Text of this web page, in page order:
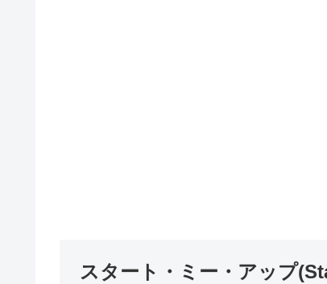
スタート・ミー・アップ